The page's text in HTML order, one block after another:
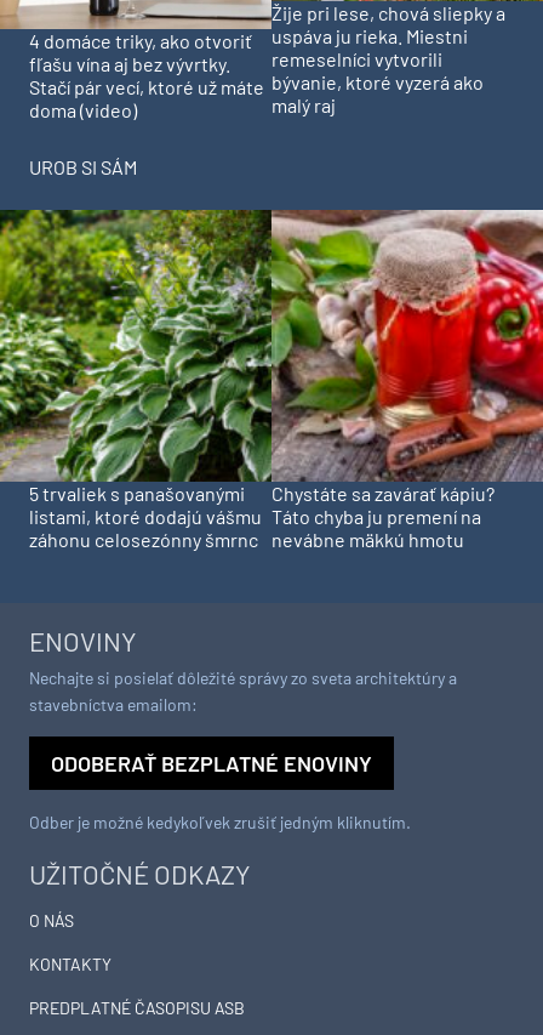
4 domáce triky, ako otvoriť
fľašu vína aj bez vývrtky.
Stačí pár vecí, ktoré už máte
doma (video)
Žije pri lese, chová sliepky a
uspáva ju rieka. Miestni
remeselníci vytvorili
bývanie, ktoré vyzerá ako
malý raj
UROB SI SÁM
5 trvaliek s panašovanými
listami, ktoré dodajú vášmu
záhonu celosezónny šmrnc
Chystáte sa zavárať kápiu?
Táto chyba ju premení na
nevábne mäkkú hmotu
UŽITOČNÉ ODKAZY
O NÁS
KONTAKTY
PREDPLATNÉ ČASOPISU ASB
ENOVINY
Nechajte si posielať dôležité správy zo sveta architektúry a
stavebníctva emailom:
ODOBERAŤ BEZPLATNÉ ENOVINY
Odber je možné kedykoľvek zrušiť jedným kliknutím.